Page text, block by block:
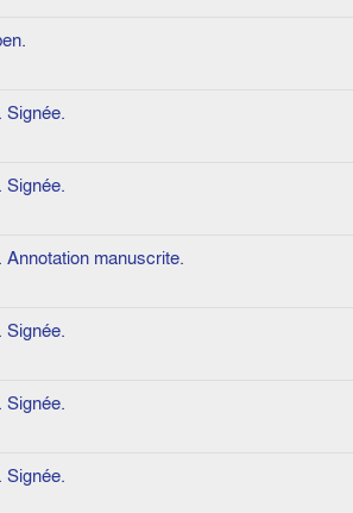
Signée.
Signée.
manuscrite.
Signée.
Signée.
Signée.